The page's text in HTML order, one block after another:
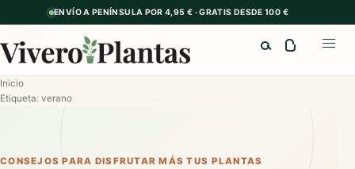
ENVÍO A PENÍNSULA POR 4,95 € · GRATIS DESDE 100 €
Inicio
Etiqueta: verano
CONSEJOS PARA DISFRUTAR MÁS TUS PLANTAS